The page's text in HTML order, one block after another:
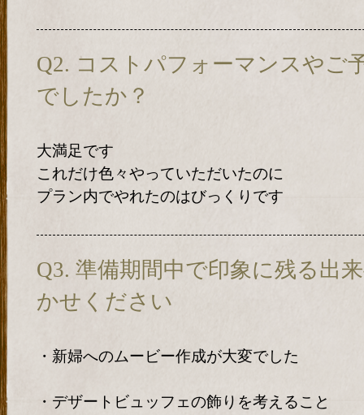
Q2. コストパフォーマンスやご
でしたか？
大満足です
これだけ色々やっていただいたのに
プラン内でやれたのはびっくりです
Q3. 準備期間中で印象に残る出
かせください
・新婦へのムービー作成が大変でした
・デザートビュッフェの飾りを考えること